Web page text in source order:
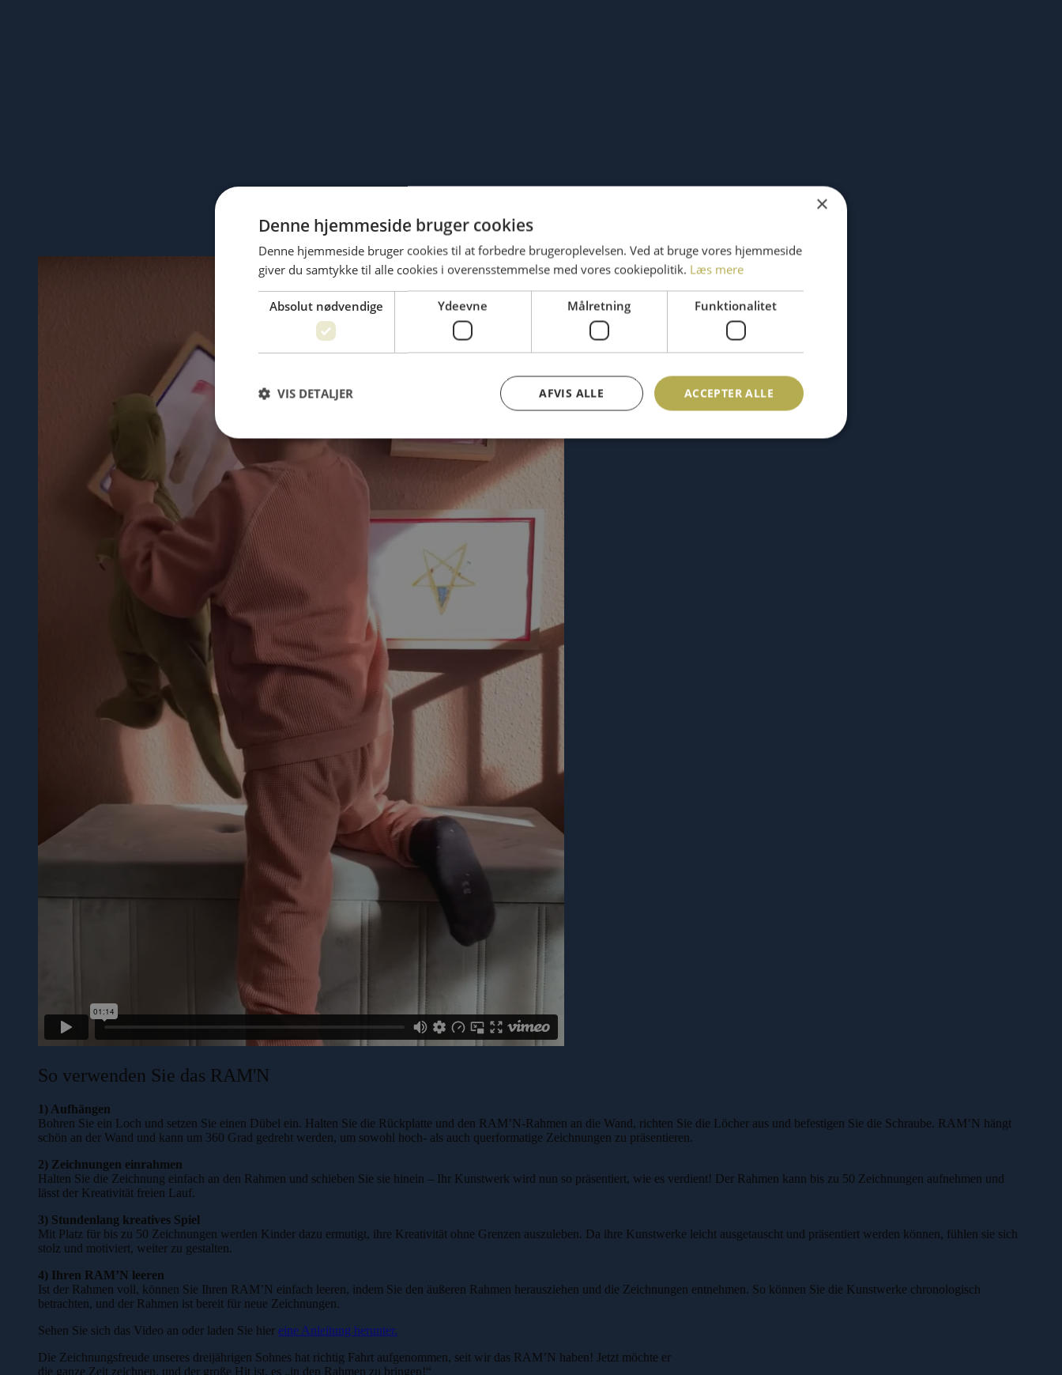
So verwenden Sie das RAM'N
1) Aufhängen
Bohren Sie ein Loch und setzen Sie einen Dübel ein. Halten Sie die Rückplatte und den RAM’N-Rahmen an die Wand, richten Sie die Löcher aus und befestigen Sie die Schraube. RAM’N hängt
schön an der Wand und kann um 360 Grad gedreht werden, um sowohl hoch- als auch querformatige Zeichnungen zu präsentieren.
2) Zeichnungen einrahmen
Halten Sie die Zeichnung einfach an den Rahmen und schieben Sie sie hinein – Ihr Kunstwerk wird nun so präsentiert, wie es verdient! Der Rahmen kann bis zu 50 Zeichnungen aufnehmen und
lässt der Kreativität freien Lauf.
3) Stundenlang kreatives Spiel
Mit Platz für bis zu 50 Zeichnungen werden Kinder dazu ermutigt, ihre Kreativität ohne Grenzen auszuleben. Da ihre Kunstwerke leicht ausgetauscht und präsentiert werden können, fühlen sie sich
stolz und motiviert, weiter zu gestalten.
4) Ihren RAM’N leeren
Ist der Rahmen voll, können Sie Ihren RAM’N einfach leeren, indem Sie den äußeren Rahmen herausziehen und die Zeichnungen entnehmen. So können Sie die Kunstwerke chronologisch
betrachten, und der Rahmen ist bereit für neue Zeichnungen.
Sehen Sie sich das Video an oder laden Sie hier eine Anleitung herunter.
Die Zeichnungsfreude unseres dreijährigen Sohnes hat richtig Fahrt aufgenommen, seit wir das RAM’N haben! Jetzt möchte er
die ganze Zeit zeichnen, und der große Hit ist, es „in den Rahmen zu bringen!“
×
Denne hjemmeside bruger cookies
Denne hjemmeside bruger cookies til at forbedre brugeroplevelsen. Ved at bruge vores hjemmeside
giver du samtykke til alle cookies i overensstemmelse med vores cookiepolitik. Læs mere
Absolut nødvendige Ydeevne Målretning Funktionalitet
ACCEPTER ALLE
AFVIS ALLE
VIS DETALJER